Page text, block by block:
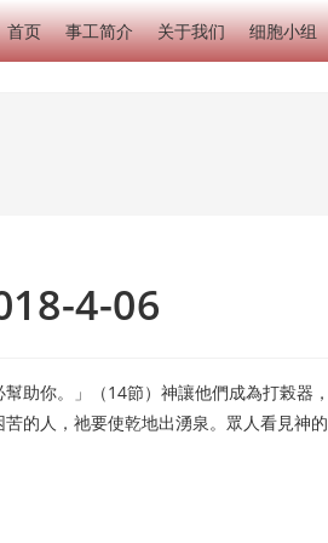
首页 事工简介 关于我们 细胞小组
4-06
助你。」（14節）神讓他們成為打榖器，
的人，祂要使乾地出湧泉。眾人看見神的